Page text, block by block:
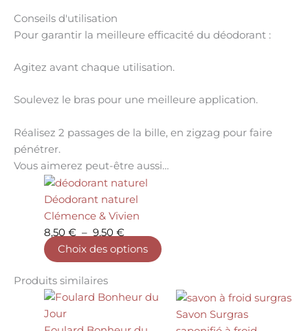
Conseils d'utilisation
Pour garantir la meilleure efficacité du déodorant :
Agitez avant chaque utilisation.
Soulevez le bras pour une meilleure application.
Réalisez 2 passages de la bille, en zigzag pour faire
pénétrer.
Vous aimerez peut-être aussi…
Déodorant naturel
Clémence & Vivien
8,50 € – 9,50 €
Plage
de
prix :
8,50 €
à
9,50 €
Choix des options
variations.
peuvent
être
Produits similaires
Plage
produit
Savon Surgras
Ce
produit